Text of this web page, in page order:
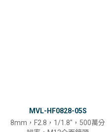
MVL-HF0828-05S
8mm，F2.8，1/1.8"，500萬分